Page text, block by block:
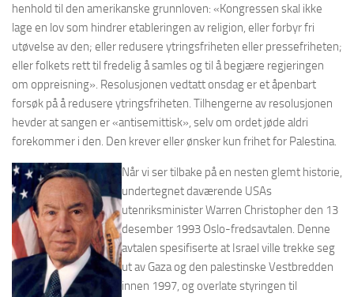
henhold til den amerikanske grunnloven: «Kongressen skal ikke
lage en lov som hindrer etableringen av religion, eller forbyr fri
utøvelse av den; eller redusere ytringsfriheten eller pressefriheten;
eller folkets rett til fredelig å samles og til å begjære regjeringen
om oppreisning». Resolusjonen vedtatt onsdag er et åpenbart
forsøk på å redusere ytringsfriheten. Tilhengerne av resolusjonen
hevder at sangen er «antisemittisk», selv om ordet jøde aldri
forekommer i den. Den krever eller ønsker kun frihet for Palestina.
Når vi ser tilbake på en nesten glemt historie,
undertegnet daværende USAs
utenriksminister Warren Christopher den 13
desember 1993 Oslo-fredsavtalen. Denne
avtalen spesifiserte at Israel ville trekke seg
ut av Gaza og den palestinske Vestbredden
innen 1997, og overlate styringen til